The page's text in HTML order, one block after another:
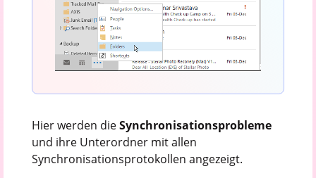
Hier werden dieSynchronisationsprobleme
und ihre Unterordner mit allen
Synchronisationsprotokollen angezeigt.